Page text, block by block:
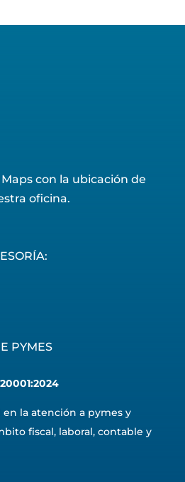
con la ubicación de
oficina.
PYMES
la atención a pymes y
fiscal, laboral, contable y